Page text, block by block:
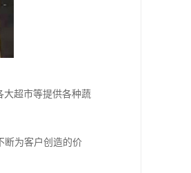
大超市等提供各种蔬
断为客户创造的价